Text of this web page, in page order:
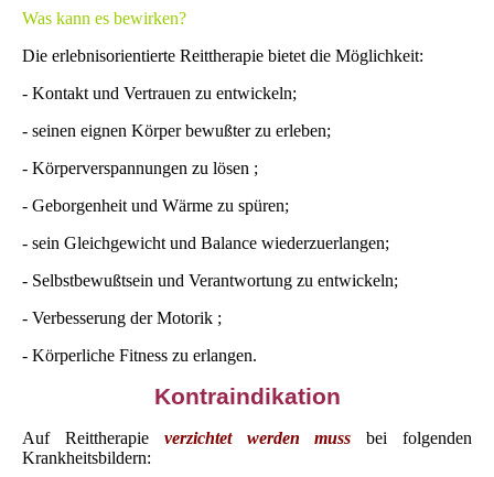
Was kann es bewirken?
Die erlebnisorientierte Reittherapie bietet die Möglichkeit:
- Kontakt und Vertrauen zu entwickeln;
- seinen eignen Körper bewußter zu erleben;
- Körperverspannungen zu lösen ;
- Geborgenheit und Wärme zu spüren;
- sein Gleichgewicht und Balance wiederzuerlangen;
- Selbstbewußtsein und Verantwortung zu entwickeln;
- Verbesserung der Motorik ;
- Körperliche Fitness zu erlangen.
Kontraindikation
Auf Reittherapie verzichtet werden muss bei folgenden
Krankheitsbildern: